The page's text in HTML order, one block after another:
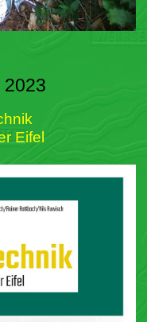
2023
Eifel